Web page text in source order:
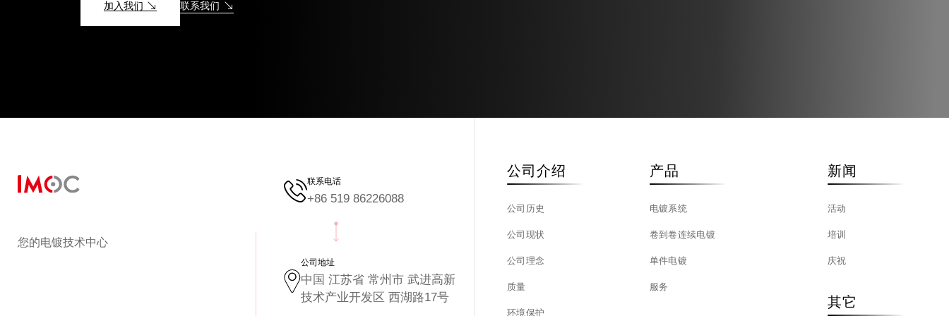
加入我们 联系我们
您的电镀技术中心
联系电话
+86 519 86226088
公司地址
中国 江苏省 常州市 武进高新
技术产业开发区 西湖路17号
公司介绍
公司历史
公司现状
公司理念
质量
环境保护
产品
电镀系统
卷到卷连续电镀
单件电镀
服务
新闻
活动
培训
庆祝
其它